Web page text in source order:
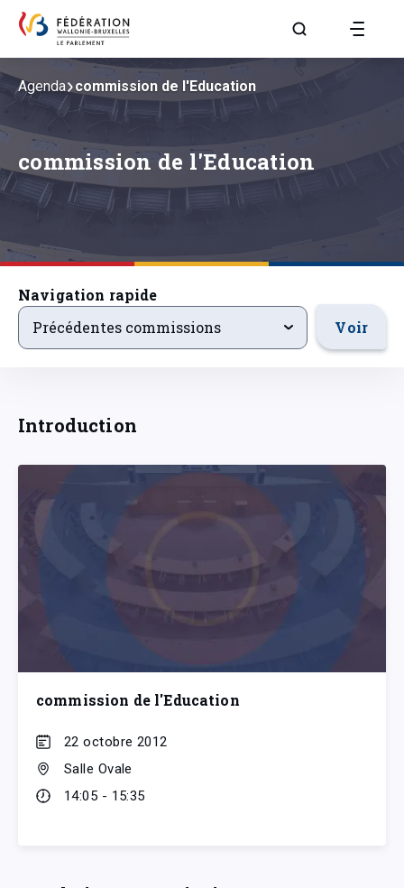
Aller à la page
commission de l'Education
Agenda commission de l'Education
Navigation rapide
precedentsevenements
Précédentes commissions Voir
Introduction
commission de l'Education
22 octobre 2012
Salle Ovale
14:05 - 15:35